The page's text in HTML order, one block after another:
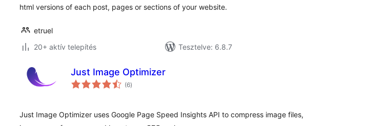
html versions of each post, pages or sections of your website.
etruel
20+ aktív telepítés
Tesztelve: 6.8.7
Just Image Optimizer
(6értékelés
összesen
)
Just Image Optimizer uses Google Page Speed Insights API to compress image files,